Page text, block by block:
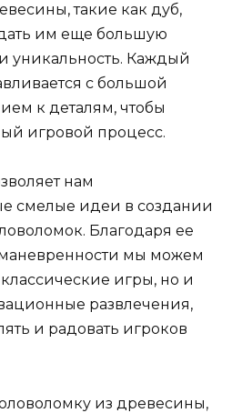
такие как дуб,
им еще большую
уникальность. Каждый
с большой
к деталям, чтобы
игровой процесс.
нам
смелые идеи в создании
Благодаря ее
мы можем
игры, но и
развлечения,
и радовать игроков
из древесины,